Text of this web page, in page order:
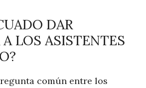
DAR
LOS ASISTENTES
común entre los